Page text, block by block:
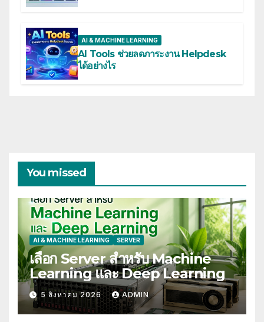
AI & MACHINE LEARNING
AI Tools ช่วยลดภาระงาน Helpdesk
ได้อย่างไร
You missed
AI & MACHINE LEARNING SERVER
เลือก Server สำหรับ Machine
Learning และ Deep Learning
5 สิงหาคม 2026 ADMIN